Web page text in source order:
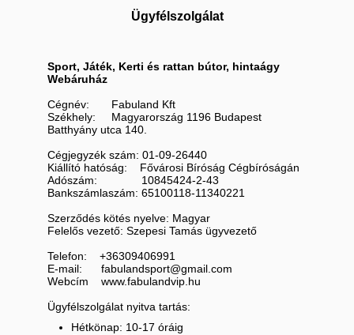
Ügyfélszolgálat
Sport, Játék, Kerti és rattan bútor, hintaágy
Webáruház
Cégnév: Fabuland Kft
Székhely: Magyarország 1196 Budapest
Batthyány utca 140.
Cégjegyzék szám: 01-09-26440
Kiállító hatóság: Fővárosi Bíróság Cégbíróságán
Adószám: 10845424-2-43
Bankszámlaszám: 65100118-11340221
Szerződés kötés nyelve: Magyar
Felelős vezető: Szepesi Tamás ügyvezető
Telefon: +36309406991
E-mail: fabulandsport@gmail.com
Webcím www.fabulandvip.hu
Ügyfélszolgálat nyitva tartás:
Hétkönap: 10-17 óráig